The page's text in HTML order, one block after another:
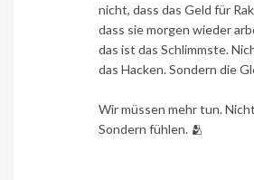
nicht, dass das Geld für
dass sie morgen wieder
das ist das Schlimmste.
das Hacken. Sondern die
Wir müssen mehr tun.
Sondern fühlen. 🫂